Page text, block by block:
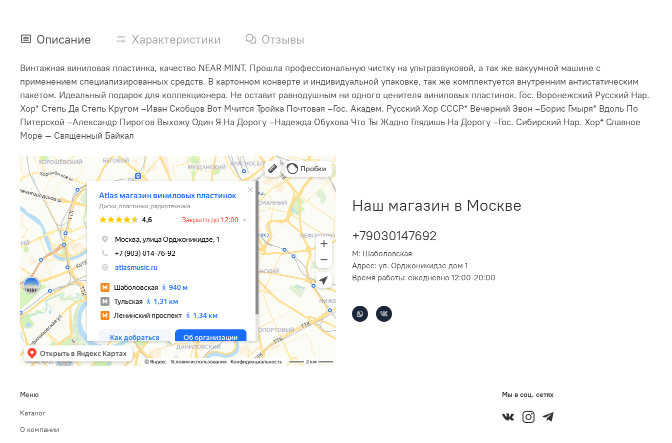
Описание Характеристики Отзывы
Винтажная виниловая пластинка, качество NEAR MINT. Прошла профессиональную чистку на ультразвуковой, а так же вакуумной машине с
применением специализированных средств. В картонном конверте и индивидуальной упаковке, так же комплектуется внутренним антистатическим
пакетом. Идеальный подарок для коллекционера. Не оставит равнодушным ни одного ценителя виниловых пластинок. Гос. Воронежский Русский Нар.
Хор* Степь Да Степь Кругом –Иван Скобцов Вот Мчится Тройка Почтовая –Гос. Академ. Русский Хор СССР* Вечерний Звон –Борис Гмыря* Вдоль По
Питерской –Александр Пирогов Выхожу Один Я На Дорогу –Надежда Обухова Что Ты Жадно Глядишь На Дорогу –Гос. Сибирский Нар. Хор* Славное
Море — Священный Байкал
Наш магазин в Москве
+79030147692
М: Шаболовская
Адрес: ул. Орджоникидзе дом 1
Время работы: ежедневно 12:00-20:00
Меню
Каталог
О компании
Мы в соц. сетях